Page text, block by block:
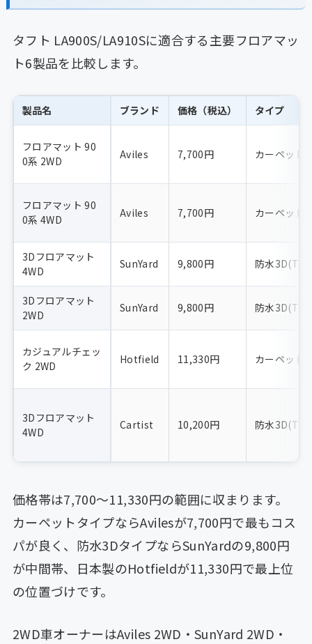
タフト LA900S/LA910Sに適合する主要フロアマッ
ト6製品を比較します。
製品名 ブランド 価格（税込） タイプ
フロアマット 90
0系 2WD
Aviles 7,700円 カーペット
フロアマット 90
0系 4WD
Aviles 7,700円 カーペット
3Dフロアマット
4WD
SunYard 9,800円 防水
3Dフロアマット
2WD
SunYard 9,800円 防水
カジュアルチェッ
ク 2WD
Hotfield 11,330円 カーペット
3Dフロアマット
4WD
Cartist 10,200円 防水
価格帯は7,700〜11,330円の範囲に収まります。
カーペットタイプならAvilesが7,700円で最もコス
パが良く、防水3DタイプならSunYardの9,800円
が中間帯、日本製のHotfieldが11,330円で最上位
の位置づけです。
2WD車オーナーはAviles 2WD・SunYard 2WD・